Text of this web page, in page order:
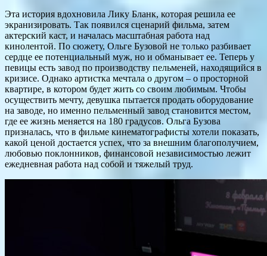
Эта история вдохновила Лику Бланк, которая решила ее
экранизировать. Так появился сценарий фильма, затем
актерский каст, и началась масштабная работа над
кинолентой. По сюжету, Ольге Бузовой не только разбивает
сердце ее потенциальный муж, но и обманывает ее. Теперь у
певицы есть завод по производству пельменей, находящийся в
кризисе. Однако артистка мечтала о другом – о просторной
квартире, в котором будет жить со своим любимым. Чтобы
осуществить мечту, девушка пытается продать оборудование
на заводе, но именно пельменный завод становится местом,
где ее жизнь меняется на 180 градусов. Ольга Бузова
призналась, что в фильме кинематографисты хотели показать,
какой ценой достается успех, что за внешним благополучием,
любовью поклонников, финансовой независимостью лежит
ежедневная работа над собой и тяжелый труд.